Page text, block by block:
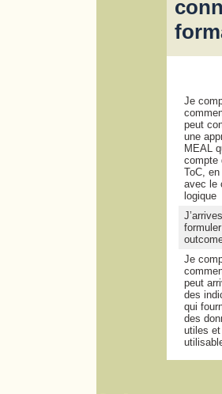
Je
peut
une
MEAL
compte
ToC, en
avec le
logique
Je
peut
des
qui
des
utiles et